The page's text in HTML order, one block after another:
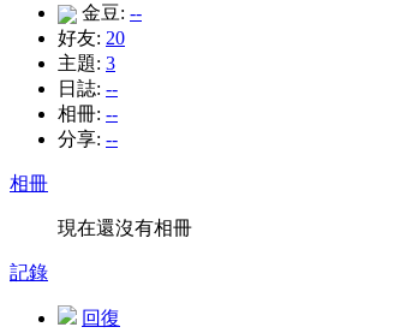
金豆: --
好友: 20
主題: 3
日誌: --
相冊: --
分享: --
相冊
現在還沒有相冊
記錄
回復